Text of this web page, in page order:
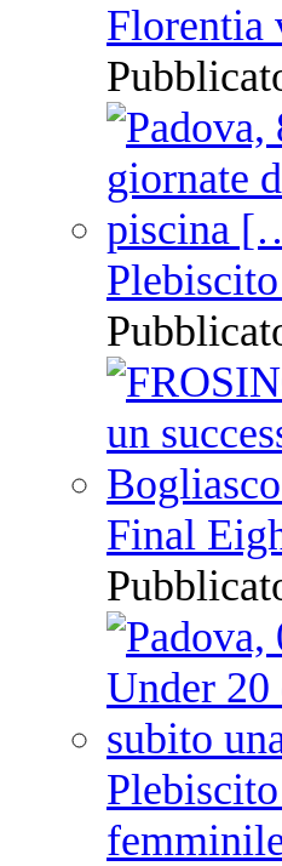
Florentia
Final